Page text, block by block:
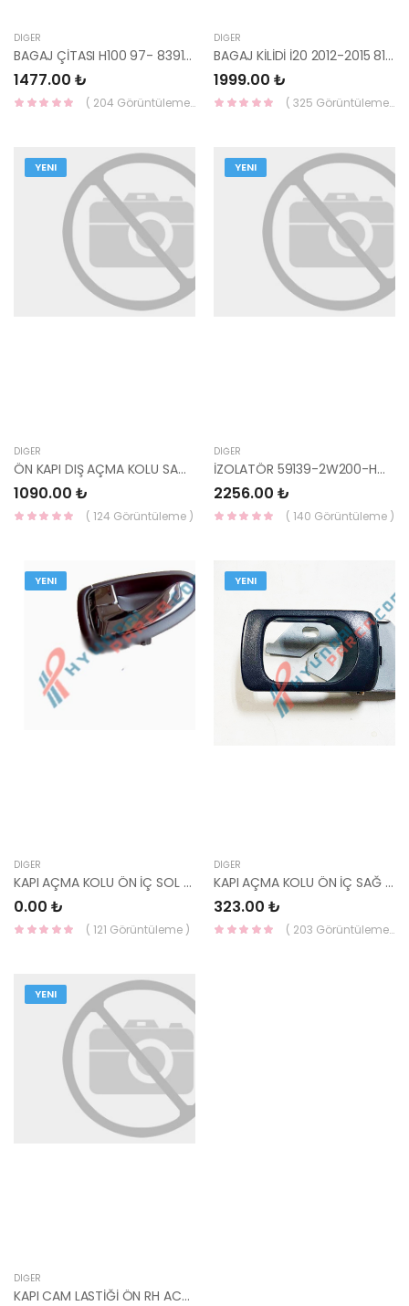
DIĞER
BAGAJ ÇİTASI H100 97- 83910-43360-HMC
1477.00 ₺
( 204 Görüntüleme )
DIĞER
BAGAJ KİLİDİ İ20 2012-2015 81230-1J500-HMC
1999.00 ₺
( 325 Görüntüleme )
YENI
DIĞER
ÖN KAPI DIŞ AÇMA KOLU SAĞ 82661-1F010-HMC
1090.00 ₺
( 124 Görüntüleme )
YENI
DIĞER
İZOLATÖR 59139-2W200-HMC
2256.00 ₺
( 140 Görüntüleme )
YENI
DIĞER
KAPI AÇMA KOLU ÖN İÇ SOL ADMİRA (NİKELAJLI) KORE 82610-25100-
0.00 ₺
( 121 Görüntüleme )
YENI
DIĞER
KAPI AÇMA KOLU ÖN İÇ SAĞ H100 82620-43301AQ-YS
323.00 ₺
( 203 Görüntüleme )
YENI
DIĞER
KAPI CAM LASTİĞİ ÖN RH ACCENT 82540-22001-HMC